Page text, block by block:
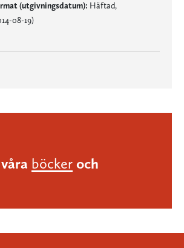
(utgivningsdatum): Häftad,
08-19)
böcker och